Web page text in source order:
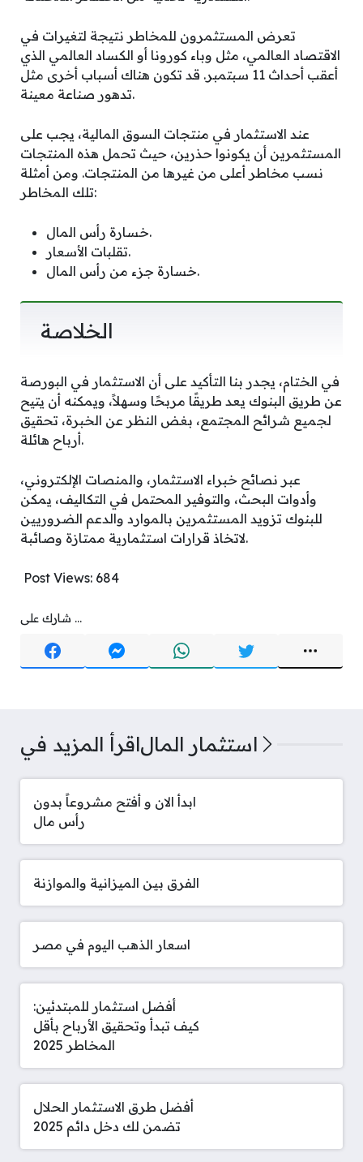
تعرض المستثمرون للمخاطر نتيجة لتغيرات في
الاقتصاد العالمي، مثل وباء كورونا أو الكساد العالمي الذي
أعقب أحداث 11 سبتمبر. قد تكون هناك أسباب أخرى مثل
تدهور صناعة معينة.
عند الاستثمار في منتجات السوق المالية، يجب على
المستثمرين أن يكونوا حذرين، حيث تحمل هذه المنتجات
نسب مخاطر أعلى من غيرها من المنتجات. ومن أمثلة
تلك المخاطر:
خسارة رأس المال.
تقلبات الأسعار.
خسارة جزء من رأس المال.
الخلاصة
في الختام، يجدر بنا التأكيد على أن الاستثمار في البورصة
عن طريق البنوك يعد طريقًا مربحًا وسهلاً، ويمكنه أن يتيح
لجميع شرائح المجتمع، بغض النظر عن الخبرة، تحقيق
أرباح هائلة.
عبر نصائح خبراء الاستثمار، والمنصات الإلكتروني،
وأدوات البحث، والتوفير المحتمل في التكاليف، يمكن
للبنوك تزويد المستثمرين بالموارد والدعم الضروريين
لاتخاذ قرارات استثمارية ممتازة وصائبة.
Post Views: 684
شارك على ...
اقرأ المزيد فياستثمار المال
ابدأ الان و أفتح مشروعاً بدون
رأس مال
الفرق بين الميزانية والموازنة
اسعار الذهب اليوم في مصر
أفضل استثمار للمبتدئين:
كيف تبدأ وتحقيق الأرباح بأقل
المخاطر 2025
أفضل طرق الاستثمار الحلال
تضمن لك دخل دائم 2025